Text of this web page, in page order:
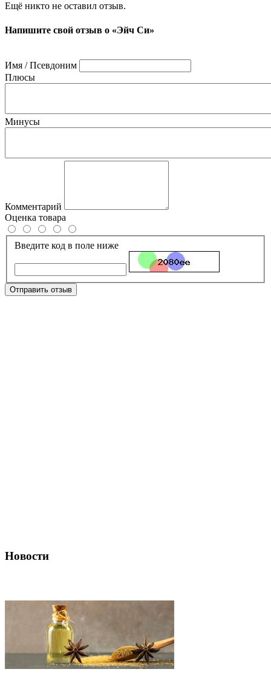
Ещё никто не оставил отзыв.
Напишите свой отзыв о «Эйч Си»
Имя / Псевдоним
Плюсы
Минусы
Комментарий
Оценка товара
Введите код в поле ниже
Отправить отзыв
Новости